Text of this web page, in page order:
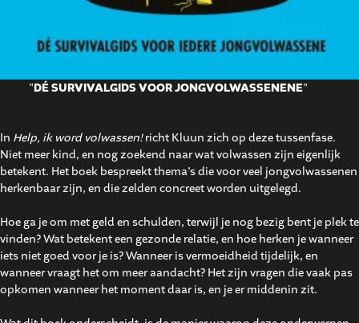
"DÉ SURVIVALGIDS VOOR JONGVOLWASSENENE"
In Help, ik word volwassen!richt Kluun zich op deze tussenfase.
Niet meer kind, en nog zoekend naar wat volwassen zijn eigenlijk
betekent. Het boek bespreekt thema’s die voor veel jongvolwassenen
herkenbaar zijn, en die zelden concreet worden uitgelegd.
Hoe ga je om met geld en schulden, terwijl je nog bezig bent je plek te
vinden? Wat betekent een gezonde relatie, en hoe herken je wanneer
iets niet goed voor je is? Wanneer is vermoeidheid tijdelijk, en
wanneer vraagt het om meer aandacht? Het zijn vragen die vaak pas
opkomen wanneer het moment daar is, en je er middenin zit.